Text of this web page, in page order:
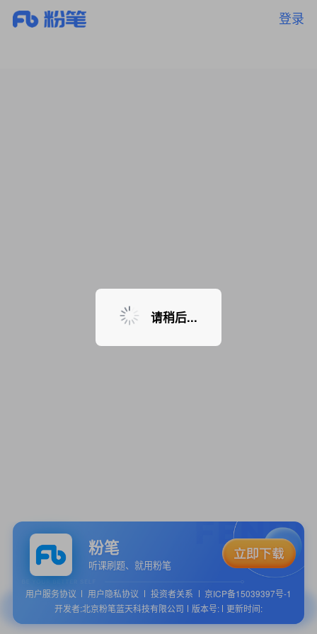
登录
暂无课程，敬请期待
粉笔
听课刷题、就用粉笔
用户服务协议 用户隐私协议 投资者关系
京ICP备15039397号-1
开发者:北京粉笔蓝天科技有限公司
版本号: 更新时间:
请稍后...